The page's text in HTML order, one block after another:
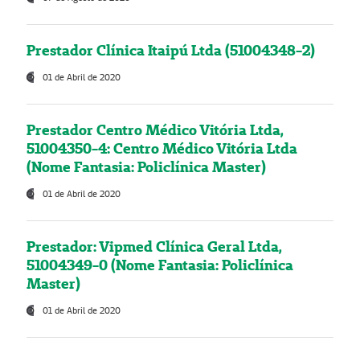
Prestador Clínica Itaipú Ltda (51004348-2)
01 de Abril de 2020
Prestador Centro Médico Vitória Ltda,
51004350-4: Centro Médico Vitória Ltda
(Nome Fantasia: Policlínica Master)
01 de Abril de 2020
Prestador: Vipmed Clínica Geral Ltda,
51004349-0 (Nome Fantasia: Policlínica
Master)
01 de Abril de 2020